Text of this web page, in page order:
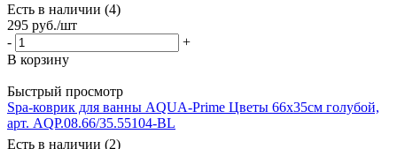
Есть в наличии (4)
295 руб./шт
-
+
В корзину
Быстрый просмотр
Spa-коврик для ванны AQUA-Prime Цветы 66х35см голубой,
арт. AQP.08.66/35.55104-BL
Есть в наличии (2)